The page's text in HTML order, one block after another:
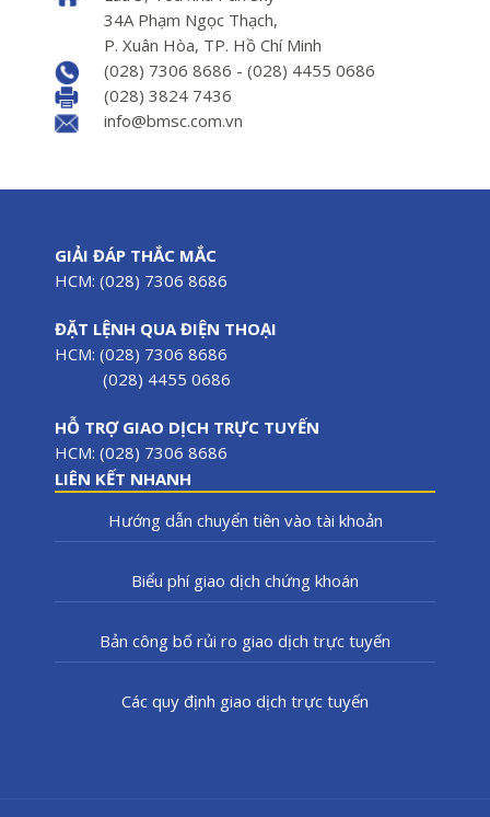
34A Phạm Ngọc Thạch,
P. Xuân Hòa, TP. Hồ Chí Minh
(028) 7306 8686 - (028) 4455 0686
(028) 3824 7436
info@bmsc.com.vn
GIẢI ĐÁP THẮC MẮC
HCM: (028) 7306 8686
ĐẶT LỆNH QUA ĐIỆN THOẠI
HCM: (028) 7306 8686
(028) 4455 0686
HỖ TRỢ GIAO DỊCH TRỰC TUYẾN
HCM: (028) 7306 8686
LIÊN KẾT NHANH
Hướng dẫn chuyển tiền vào tài khoản
Biểu phí giao dịch chứng khoán
Bản công bố rủi ro giao dịch trực tuyến
Các quy định giao dịch trực tuyến